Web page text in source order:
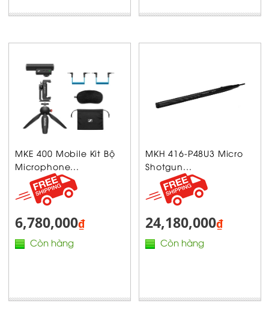
MKE 400 Mobile Kit Bộ
Microphone...
6,780,000₫
Còn hàng
MKH 416-P48U3 Micro
Shotgun...
24,180,000₫
Còn hàng